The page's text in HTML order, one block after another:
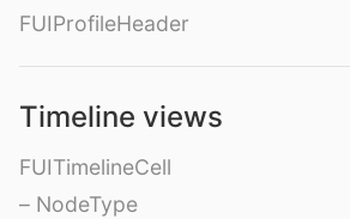
FUIProfileHeader
Timeline views
FUITimelineCell
– NodeType